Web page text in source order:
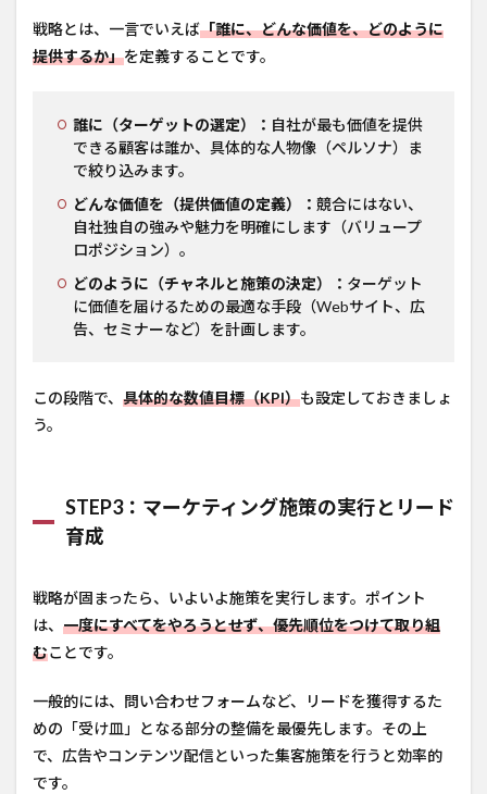
戦略とは、一言でいえば「誰に、どんな価値を、どのように
提供するか」を定義することです。
誰に（ターゲットの選定）： 自社が最も価値を提供
できる顧客は誰か、具体的な人物像（ペルソナ）ま
で絞り込みます。
どんな価値を（提供価値の定義）： 競合にはない、
自社独自の強みや魅力を明確にします（バリュープ
ロポジション）。
どのように（チャネルと施策の決定）： ターゲット
に価値を届けるための最適な手段（Webサイト、広
告、セミナーなど）を計画します。
この段階で、 具体的な数値目標（KPI）も設定しておきましょ
う。
STEP3：マーケティング施策の実行とリード
育成
戦略が固まったら、いよいよ施策を実行します。ポイント
は、 一度にすべてをやろうとせず、優先順位をつけて取り組
むことです。
一般的には、問い合わせフォームなど、リードを獲得するた
めの「受け皿」となる部分の整備を最優先します。その上
で、広告やコンテンツ配信といった集客施策を行うと効率的
です。